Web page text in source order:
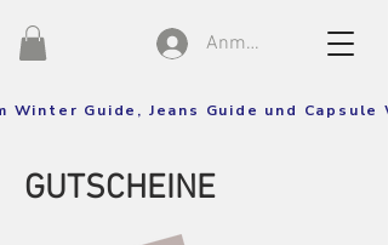
Anmelden
Winter Guide, Jeans Guide und Capsule
GUTSCHEINE